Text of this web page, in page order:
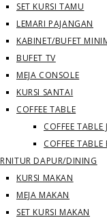
SET KURSI TAMU
LEMARI PAJANGAN
KABINET/BUFET
BUFET TV
MEJA CONSOLE
KURSI SANTAI
COFFEE TABLE
COFFEE TABLE
COFFEE TABLE
DAPUR/DINING
KURSI MAKAN
MEJA MAKAN
SET KURSI MAKAN